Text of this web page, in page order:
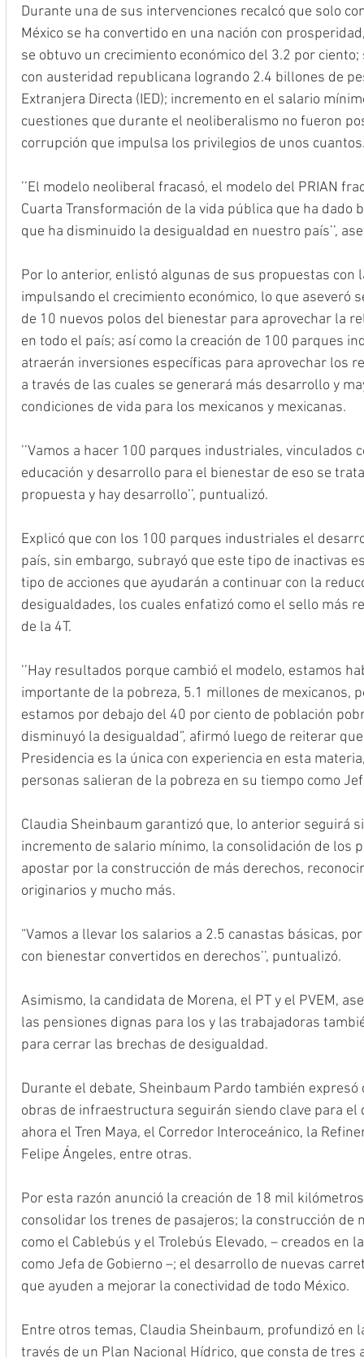
Durante una de sus intervenciones recalcó que solo
México se ha convertido en una nación con
se obtuvo un crecimiento económico del 3.2 por
con austeridad republicana logrando 2.4 billones de
Extranjera Directa (IED); incremento en el salario
cuestiones que durante el neoliberalismo no fueron
corrupción que impulsa los privilegios de unos
’’El modelo neoliberal fracasó, el modelo del PRIAN
Cuarta Transformación de la vida pública que ha dado
que ha disminuido la desigualdad en nuestro país’’,
Por lo anterior, enlistó algunas de sus propuestas con
impulsando el crecimiento económico, lo que aseveró
de 10 nuevos polos del bienestar para aprovechar la
en todo el país; así como la creación de 100 parques
atraerán inversiones específicas para aprovechar los
a través de las cuales se generará más desarrollo y
condiciones de vida para los mexicanos y mexicanas.
’’Vamos a hacer 100 parques industriales, vinculados
educación y desarrollo para el bienestar de eso se
propuesta y hay desarrollo’’, puntualizó.
Explicó que con los 100 parques industriales el
país, sin embargo, subrayó que este tipo de inactivas
tipo de acciones que ayudarán a continuar con la
desigualdades, los cuales enfatizó como el sello más
de la 4T.
’’Hay resultados porque cambió el modelo, estamos
importante de la pobreza, 5.1 millones de mexicanos,
estamos por debajo del 40 por ciento de población
disminuyó la desigualdad”, afirmó luego de reiterar
Presidencia es la única con experiencia en esta
personas salieran de la pobreza en su tiempo como
Claudia Sheinbaum garantizó que, lo anterior seguirá
incremento de salario mínimo, la consolidación de los
apostar por la construcción de más derechos,
originarios y mucho más.
“Vamos a llevar los salarios a 2.5 canastas básicas,
con bienestar convertidos en derechos’’, puntualizó.
Asimismo, la candidata de Morena, el PT y el PVEM,
las pensiones dignas para los y las trabajadoras
para cerrar las brechas de desigualdad.
Durante el debate, Sheinbaum Pardo también
obras de infraestructura seguirán siendo clave para
ahora el Tren Maya, el Corredor Interoceánico, la
Felipe Ángeles, entre otras.
Por esta razón anunció la creación de 18 mil
consolidar los trenes de pasajeros; la construcción de
como el Cablebús y el Trolebús Elevado, – creados en
como Jefa de Gobierno –; el desarrollo de nuevas
que ayuden a mejorar la conectividad de todo México.
Entre otros temas, Claudia Sheinbaum, profundizó en
través de un Plan Nacional Hídrico, que consta de tres